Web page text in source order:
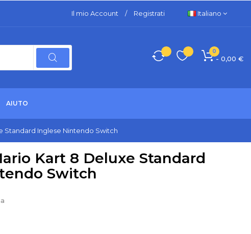
Il mio Account / Registrati Italiano
0
- 0,00 €
AIUTO
Standard Inglese Nintendo Switch
Kart 8 Deluxe Standard
Switch